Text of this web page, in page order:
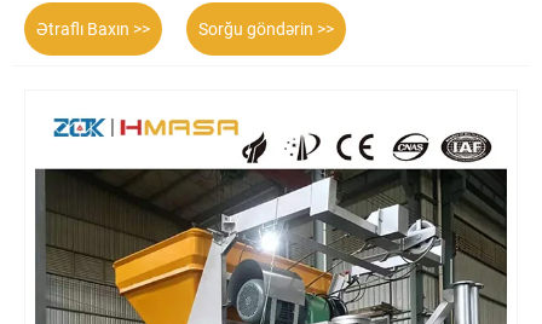
Ətraflı Baxın >> Sorğu göndərin >>